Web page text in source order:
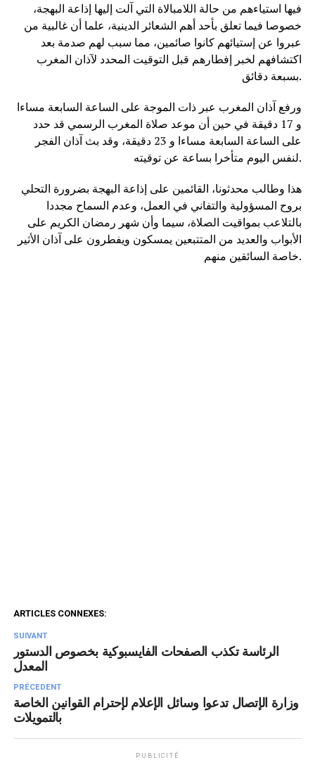
فيها استياءهم من حالة اللامبالاة التي آلت إليها إذاعة البهجة،
خصوصا فيما تعلق بأحد أهم الشعائر الدينية، علما أن غالبية من
عبروا عن إستيائهم كانوا صائمين، مما سبب لهم صدمة بعد
اكتشافهم لخبر إفطارهم قبل التوقيت المحدد لآذان المغرب
بسبعة دقائق.
ورفع آذان المغرب عبر ذات الموجة على الساعة السابعة مساءا
و 17 دقيقة في حين أن موعد صلاة المغرب الرسمي قد حدد
على الساعة السابعة مساءا و 23 دقيقة، وقد بث آذان الفجر
لنفس اليوم متأخرا بساعة عن توقيته.
هذا وطالب محدثونا، القائمين على إذاعة البهجة بضرورة التحلي
بروح المسؤولية والتفاني في العمل، وعدم السماح مجددا
بالتلاعب بمواقيت الصلاة، سيما وأن شهر رمضان الكريم على
الأبواب والعديد من المتتبعين يمسكون ويفطرون على آذان الأثير
خاصة السائقين منهم.
ARTICLES CONNEXES:
SUIVANT
الرئاسة تكذب الصفحات الفايسبوكية بخصوص الدستور
المعدل
PRÉCEDENT
وزارة الإتصال تدعوا وسائل الإعلام لإحترام القوانين الخاصة
بالتمويلات
PUBLICITÉ